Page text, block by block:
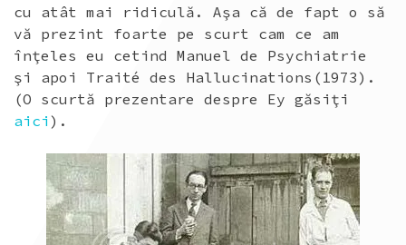
cu atât mai ridiculă. Aşa că de fapt o să
vă prezint foarte pe scurt cam ce am
înţeles eu cetind Manuel de Psychiatrie
şi apoi Traité des Hallucinations(1973).
(O scurtă prezentare despre Ey găsiţi
aici ).